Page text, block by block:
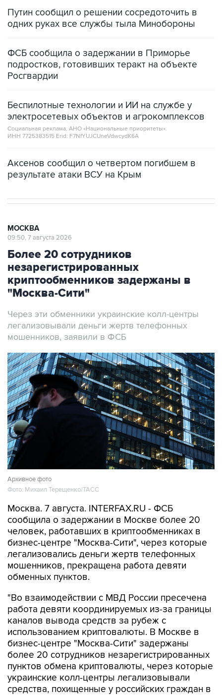
Путин сообщил о решении сосредоточить в
одних руках все службы тыла Минобороны
ФСБ сообщила о задержании в Приморье
подростков, готовивших теракт на объекте
Росгвардии
Беспилотные технологии и ИИ на службе у
электросетевых объектов и агрокомплексов
Социальная реклама, АНО «Национальные приоритеты».
ИНН 7725383515 Erid: F7NfYUJCUneVdwcydK6A
Аксенов сообщил о четвертом погибшем в
результате атаки ВСУ на Крым
МОСКВА
09:50, 7 августа 2026
Более 20 сотрудников
незарегистрированных
криптообменников задержаны в
"Москва-Сити"
Через эти обменники украинские колл-центры
легализовывали деньги жертв телефонных
мошенников, заявили в ФСБ
Архивное фото
Фото: Михаил Терещенко/ТАСС
Москва. 7 августа. INTERFAX.RU - ФСБ
сообщила о задержании в Москве более 20
человек, работавших в криптообменниках в
бизнес-центре "Москва-Сити", через которые
легализовались деньги жертв телефонных
мошенников, прекращена работа девяти
обменных пунктов.
"Во взаимодействии с МВД России пресечена
работа девяти координируемых из-за границы
каналов вывода средств за рубеж с
использованием криптовалюты. В Москве в
бизнес-центре "Москва-Сити" задержаны
более 20 сотрудников незарегистрированных
пунктов обмена криптовалюты, через которые
украинские колл-центры легализовывали
средства, похищенные у российских граждан в